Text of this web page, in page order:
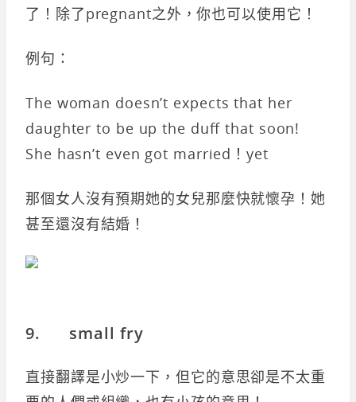
了！除了pregnant之外，你也可以使用它！
例句：
The woman doesn’t expects that her
daughter to be up the duff that soon!
She hasn’t even got married！yet
那個女人沒有預期她的女兒那麼快就懷孕！她
甚至還沒有結婚！
9. small fry
直接翻譯是小炒一下，但它的意思卻是不太重